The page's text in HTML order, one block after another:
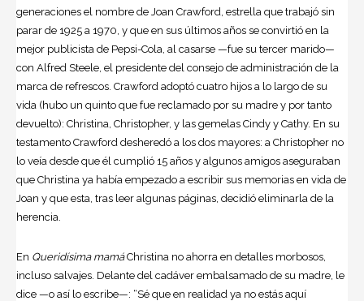
generaciones el nombre de Joan Crawford, estrella que trabajó sin
parar de 1925 a 1970, y que en sus últimos años se convirtió en la
mejor publicista de Pepsi-Cola, al casarse —fue su tercer marido—
con Alfred Steele, el presidente del consejo de administración de la
marca de refrescos. Crawford adoptó cuatro hijos a lo largo de su
vida (hubo un quinto que fue reclamado por su madre y por tanto
devuelto): Christina, Christopher, y las gemelas Cindy y Cathy. En su
testamento Crawford desheredó a los dos mayores: a Christopher no
lo veía desde que él cumplió 15 años y algunos amigos aseguraban
que Christina ya había empezado a escribir sus memorias en vida de
Joan y que esta, tras leer algunas páginas, decidió eliminarla de la
herencia.
En Queridísima mamáChristina no ahorra en detalles morbosos,
incluso salvajes. Delante del cadáver embalsamado de su madre, le
dice —o así lo escribe—: “Sé que en realidad ya no estás aquí